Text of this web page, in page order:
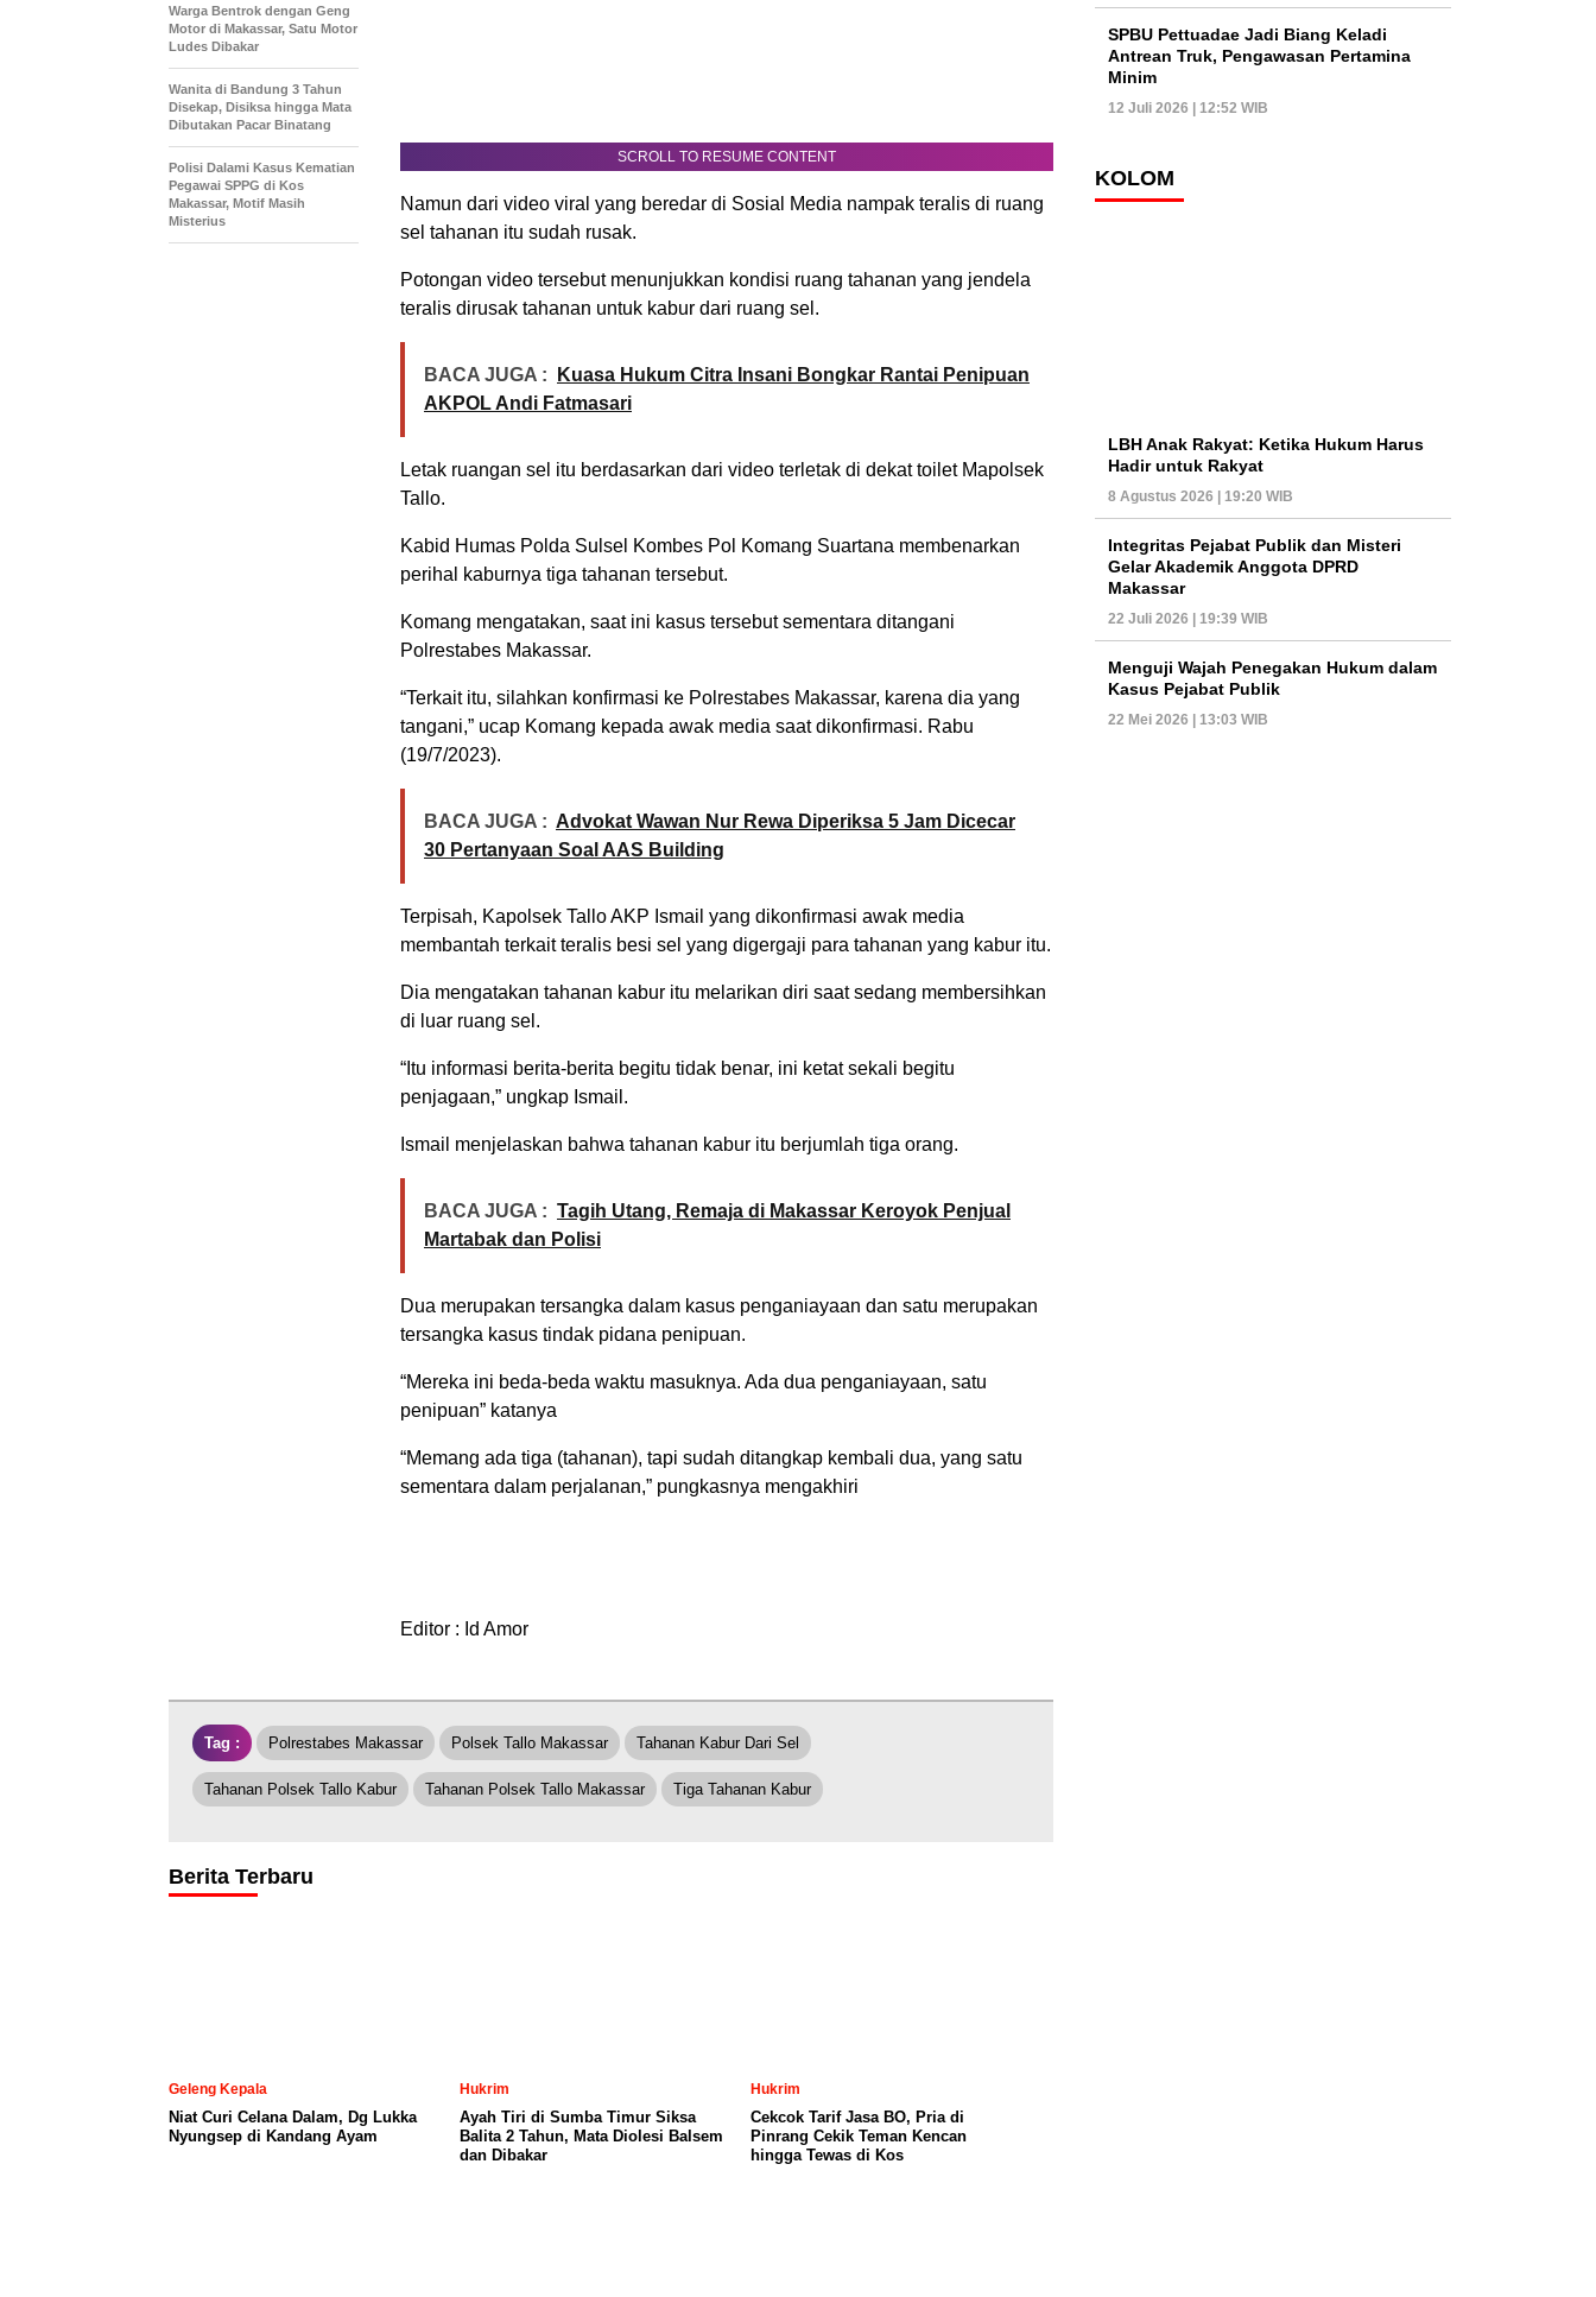
SCROLL TO RESUME CONTENT
Namun dari video viral yang beredar di Sosial Media nampak teralis di ruang
sel tahanan itu sudah rusak.
Potongan video tersebut menunjukkan kondisi ruang tahanan yang jendela
teralis dirusak tahanan untuk kabur dari ruang sel.
BACA JUGA :
Kuasa Hukum Citra Insani Bongkar Rantai Penipuan
AKPOL Andi Fatmasari
Letak ruangan sel itu berdasarkan dari video terletak di dekat toilet Mapolsek
Tallo.
Kabid Humas Polda Sulsel Kombes Pol Komang Suartana membenarkan
perihal kaburnya tiga tahanan tersebut.
Komang mengatakan, saat ini kasus tersebut sementara ditangani
Polrestabes Makassar.
“Terkait itu, silahkan konfirmasi ke Polrestabes Makassar, karena dia yang
tangani,” ucap Komang kepada awak media saat dikonfirmasi. Rabu
(19/7/2023).
BACA JUGA : Advokat Wawan Nur Rewa Diperiksa 5 Jam Dicecar
30 Pertanyaan Soal AAS Building
Terpisah, Kapolsek Tallo AKP Ismail yang dikonfirmasi awak media
membantah terkait teralis besi sel yang digergaji para tahanan yang kabur itu.
Dia mengatakan tahanan kabur itu melarikan diri saat sedang membersihkan
di luar ruang sel.
“Itu informasi berita-berita begitu tidak benar, ini ketat sekali begitu
penjagaan,” ungkap Ismail.
Ismail menjelaskan bahwa tahanan kabur itu berjumlah tiga orang.
BACA JUGA : Tagih Utang, Remaja di Makassar Keroyok Penjual
Martabak dan Polisi
Dua merupakan tersangka dalam kasus penganiayaan dan satu merupakan
tersangka kasus tindak pidana penipuan.
“Mereka ini beda-beda waktu masuknya. Ada dua penganiayaan, satu
penipuan” katanya
“Memang ada tiga (tahanan), tapi sudah ditangkap kembali dua, yang satu
sementara dalam perjalanan,” pungkasnya mengakhiri
Editor : Id Amor
Warga Bentrok dengan Geng
Motor di Makassar, Satu Motor
Ludes Dibakar
Wanita di Bandung 3 Tahun
Disekap, Disiksa hingga Mata
Dibutakan Pacar Binatang
Polisi Dalami Kasus Kematian
Pegawai SPPG di Kos
Makassar, Motif Masih
Misterius
Tag : Polrestabes Makassar Polsek Tallo Makassar Tahanan Kabur Dari Sel
Tahanan Polsek Tallo Kabur Tahanan Polsek Tallo Makassar Tiga Tahanan Kabur
Berita Terbaru
Geleng Kepala
Niat Curi Celana Dalam, Dg Lukka
Nyungsep di Kandang Ayam
Hukrim
Ayah Tiri di Sumba Timur Siksa
Balita 2 Tahun, Mata Diolesi Balsem
dan Dibakar
Hukrim
Cekcok Tarif Jasa BO, Pria di
Pinrang Cekik Teman Kencan
hingga Tewas di Kos
SPBU Pettuadae Jadi Biang Keladi
Antrean Truk, Pengawasan Pertamina
Minim
12 Juli 2026 | 12:52 WIB
KOLOM
LBH Anak Rakyat: Ketika Hukum Harus
Hadir untuk Rakyat
8 Agustus 2026 | 19:20 WIB
Integritas Pejabat Publik dan Misteri
Gelar Akademik Anggota DPRD
Makassar
22 Juli 2026 | 19:39 WIB
Menguji Wajah Penegakan Hukum dalam
Kasus Pejabat Publik
22 Mei 2026 | 13:03 WIB